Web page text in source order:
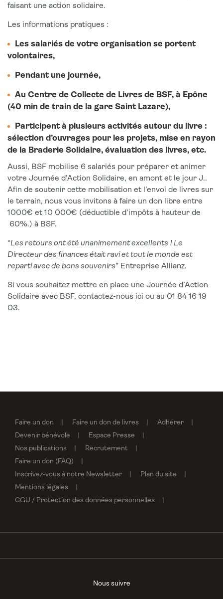
faisant une action solidaire.
Les informations pratiques :
Les salariés de votre organisation se portent
volontaires,
Pendant une journée,
Au Centre de Collecte de Livres de BSF, à Epône
(40 min de train de la gare Saint Lazare),
Participent à plusieurs activités autour du livre :
sélection d’ouvrages pour les projets, mise en rayon
de la Braderie Solidaire, évaluation des livres, etc.
Aussi, BSF mobilise 6 salariés pour préparer et animer
votre Journée d’Action Solidaire, en amont et le jour J..
Afin de soutenir cette mobilisation et l’envoi de livres sur
le terrain, nous vous invitons à faire un don libre entre
1000€ et 10 000€ (déductible d’impôts à hauteur de
60%.) à BSF.
“Les retours ont été unanimement excellents ! Le
Directeur des finances était ravi et tout le monde est
reparti avec de bons souvenirs” Entreprise Allianz.
Si vous souhaitez mettre en place une Journée d’Action
Solidaire avec BSF, contactez-nous ici ou au 01 84 16 19
03.
Faire un don Faire un don de livres
Adhérer
Devenir bénévole
Espace Presse
Nos publications
Recrutement
Faire un don (FAQ)
Inscrivez-vous à notre Newsletter
Plan du site
Mentions légales
CGU / Protection des données personnelles
Nous suivre